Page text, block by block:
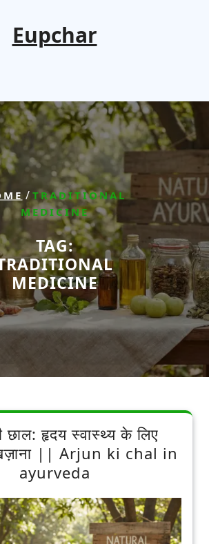
Eupchar
/ TRADITIONAL
MEDICINE
TAG:
MEDICINE
छाल: हृदय स्वास्थ्य के लिए
|| Arjun ki chal in
ayurveda